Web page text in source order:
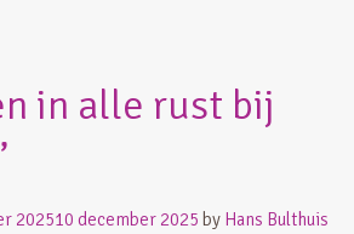
in alle rust bij
202510 december 2025 by Hans Bulthuis